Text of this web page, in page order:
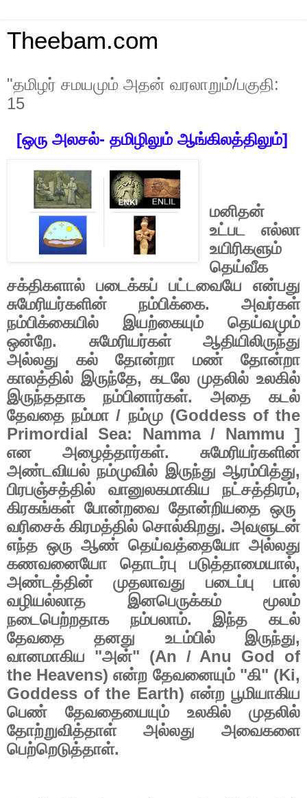
Theebam.com
"தமிழர் சமயமும் அதன் வரலாறும்/பகுதி:
15
[ஒரு அலசல்- தமிழிலும் ஆங்கிலத்திலும்]
மனிதன்
உட்பட
எல்லா
உயிரிகளும்
தெய்வீக
சக்திகளால் படைக்கப் பட்டவையே
என்பது
சுமேரியர்களின்
நம்பிக்கை. அவர்கள்
நம்பிக்கையில்
இயற்கையும்
தெய்வமும்
ஒன்றே. சுமேரியர்கள்
ஆதியிலிருந்து
அல்லது
கல் தோன்றா மண்
தோன்றா
காலத்தில் இருந்தே, கடலே முதலில் உலகில்
இருந்ததாக
நம்பினார்கள். அதை
கடல்
தேவதை நம்மா / நம்மு(Goddess of the
Primordial Sea: Namma / Nammu ]
என
அழைத்தார்கள். சுமேரியர்களின்
அண்டவியல் நம்முவில் இருந்து ஆரம்பித்து,
பிரபஞ்சத்தில்
வானுலகமாகிய நட்சத்திரம்,
கிரகங்கள் போன்றவை தோன்றியதை ஒரு
வரிசைக் கிரமத்தில் சொல்கிறது. அவளுடன்
எந்த ஒரு ஆண் தெய்வத்தையோ அல்லது
கணவனையோ
தொடர்பு படுத்தாமையால்,
அண்டத்தின்
முதலாவது படைப்பு
பால்
வழியல்லாத
இனபெருக்கம்
மூலம்
நடைபெற்றதாக
நம்பலாம்.இந்த
கடல்
தேவதை
தனது உடம்பில் இருந்து,
வானமாகிய "அன்" (An / Anu God of
the Heavens)என்ற தேவனையும்"கி" (Ki,
Goddess of the Earth) என்ற பூமியாகிய
பெண்
தேவதையையும் உலகில்
முதலில்
தோற்றுவித்தாள்
அல்லது
அவைகளை
பெற்றெடுத்தாள்.